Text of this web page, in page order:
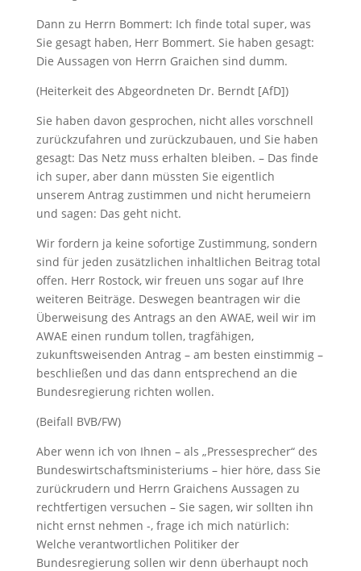
Dann zu Herrn Bommert: Ich finde total super, was
Sie gesagt haben, Herr Bommert. Sie haben gesagt:
Die Aussagen von Herrn Graichen sind dumm.
(Heiterkeit des Abgeordneten Dr. Berndt [AfD])
Sie haben davon gesprochen, nicht alles vorschnell
zurückzufahren und zurückzubauen, und Sie haben
gesagt: Das Netz muss erhalten bleiben. – Das finde
ich super, aber dann müssten Sie eigentlich
unserem Antrag zustimmen und nicht herumeiern
und sagen: Das geht nicht.
Wir fordern ja keine sofortige Zustimmung, sondern
sind für jeden zusätzlichen inhaltlichen Beitrag total
offen. Herr Rostock, wir freuen uns sogar auf Ihre
weiteren Beiträge. Deswegen beantragen wir die
Überweisung des Antrags an den AWAE, weil wir im
AWAE einen rundum tollen, tragfähigen,
zukunftsweisenden Antrag – am besten einstimmig –
beschließen und das dann entsprechend an die
Bundesregierung richten wollen.
(Beifall BVB/FW)
Aber wenn ich von Ihnen – als „Pressesprecher“ des
Bundeswirtschaftsministeriums – hier höre, dass Sie
zurückrudern und Herrn Graichens Aussagen zu
rechtfertigen versuchen – Sie sagen, wir sollten ihn
nicht ernst nehmen -, frage ich mich natürlich:
Welche verantwortlichen Politiker der
Bundesregierung sollen wir denn überhaupt noch